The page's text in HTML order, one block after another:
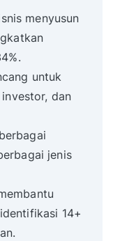
menyusun
untuk
dan
jenis
14+